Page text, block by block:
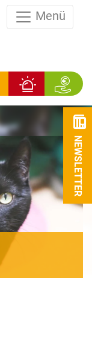
Menü
NEWSLETTER